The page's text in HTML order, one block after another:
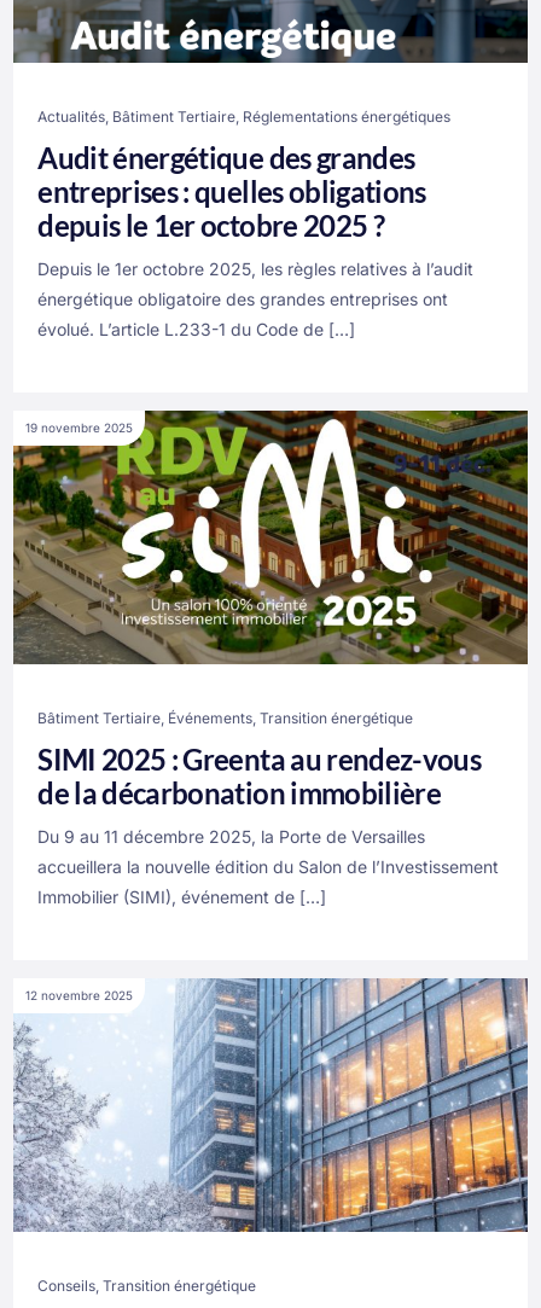
Actualités, Bâtiment Tertiaire, Réglementations énergétiques
Audit énergétique des grandes
entreprises : quelles obligations
depuis le 1er octobre 2025 ?
Depuis le 1er octobre 2025, les règles relatives à l’audit
énergétique obligatoire des grandes entreprises ont
évolué. L’article L.233-1 du Code de […]
19 novembre 2025
Bâtiment Tertiaire, Événements,Transition énergétique
SIMI 2025 : Greenta au rendez-vous
de la décarbonation immobilière
Du 9 au 11 décembre 2025, la Porte de Versailles
accueillera la nouvelle édition du Salon de l’Investissement
Immobilier (SIMI), événement de […]
12 novembre 2025
Conseils,Transition énergétique